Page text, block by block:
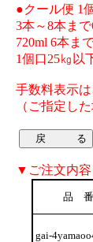
●クール便 1
3本～8本ま
720ml 6本ま
1個口25㎏以
手数料表示
（ご指定し
▼ご注文内容
品 番
gai-